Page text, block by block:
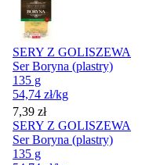
SERY Z GOLISZEWA
Ser Boryna (plastry)
135 g
54,74 zł/kg
Cena
7,39 zł
SERY Z GOLISZEWA
Ser Boryna (plastry)
135 g